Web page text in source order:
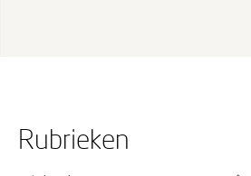
Rubrieken